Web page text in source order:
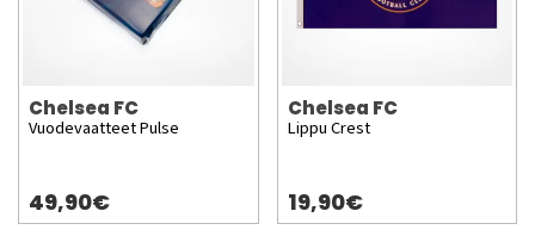
Chelsea FC
Vuodevaatteet Pulse
49,90€
Chelsea FC
Lippu Crest
19,90€